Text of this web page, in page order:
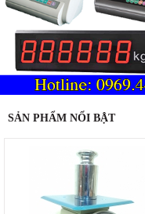
SẢN PHẨM NỔI BẬT